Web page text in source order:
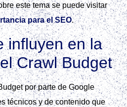
este tema se puede visitar
para el SEO.
influyen en la
Crawl Budget
por parte de Google
técnicos y de contenido que